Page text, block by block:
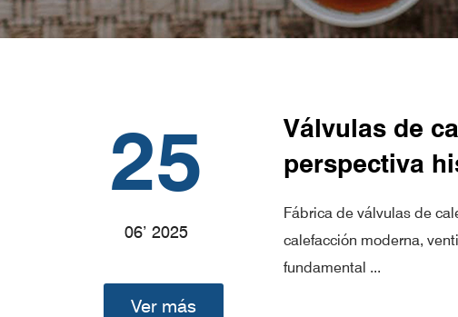
25
06’ 2025
Válvulas de
perspectiva
Fábrica de válvulas de
calefacción moderna,
fundamental ...
Ver más